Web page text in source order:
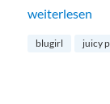
„Winter Sale
weiterlesen
blugirl juicy